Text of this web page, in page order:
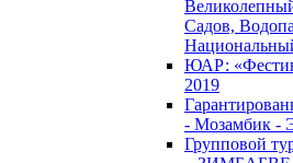
Садов,
ЮАР:
2019
- Мозамбик -
Групповой